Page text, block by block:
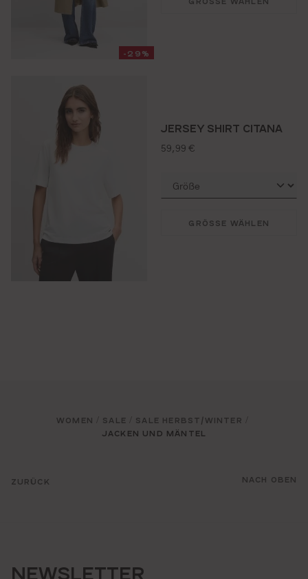
-29%
JERSEY SHIRT CITANA
regulärer preis:
59,99 €
GRÖSSE WÄHLEN
ZURÜCK
WOMEN SALE SALE HERBST/WINTER
JACKEN UND MÄNTEL
NACH OBEN
NEWSLETTER